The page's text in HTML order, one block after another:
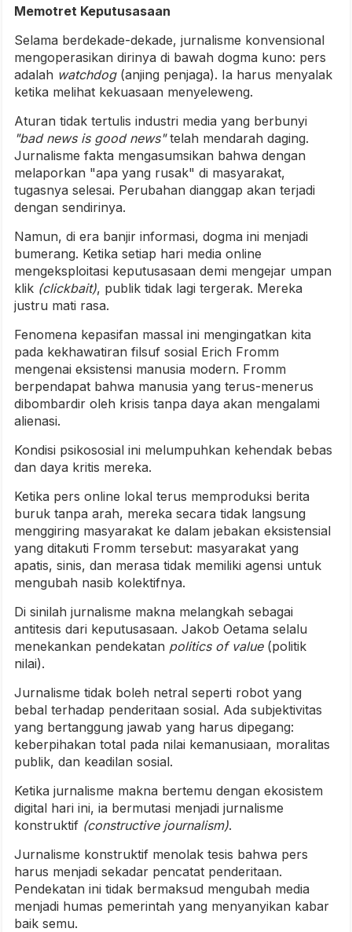
Memotret Keputusasaan
Selama berdekade-dekade, jurnalisme konvensional
mengoperasikan dirinya di bawah dogma kuno: pers
adalah watchdog(anjing penjaga). Ia harus menyalak
ketika melihat kekuasaan menyeleweng.
Aturan tidak tertulis industri media yang berbunyi
"bad news is good news"telah mendarah daging.
Jurnalisme fakta mengasumsikan bahwa dengan
melaporkan "apa yang rusak" di masyarakat,
tugasnya selesai. Perubahan dianggap akan terjadi
dengan sendirinya.
Namun, di era banjir informasi, dogma ini menjadi
bumerang. Ketika setiap hari media online
mengeksploitasi keputusasaan demi mengejar umpan
klik (clickbait), publik tidak lagi tergerak. Mereka
justru mati rasa.
Fenomena kepasifan massal ini mengingatkan kita
pada kekhawatiran filsuf sosial Erich Fromm
mengenai eksistensi manusia modern. Fromm
berpendapat bahwa manusia yang terus-menerus
dibombardir oleh krisis tanpa daya akan mengalami
alienasi.
Kondisi psikososial ini melumpuhkan kehendak bebas
dan daya kritis mereka.
Ketika pers online lokal terus memproduksi berita
buruk tanpa arah, mereka secara tidak langsung
menggiring masyarakat ke dalam jebakan eksistensial
yang ditakuti Fromm tersebut: masyarakat yang
apatis, sinis, dan merasa tidak memiliki agensi untuk
mengubah nasib kolektifnya.
Di sinilah jurnalisme makna melangkah sebagai
antitesis dari keputusasaan. Jakob Oetama selalu
menekankan pendekatan politics of value(politik
nilai).
Jurnalisme tidak boleh netral seperti robot yang
bebal terhadap penderitaan sosial. Ada subjektivitas
yang bertanggung jawab yang harus dipegang:
keberpihakan total pada nilai kemanusiaan, moralitas
publik, dan keadilan sosial.
Ketika jurnalisme makna bertemu dengan ekosistem
digital hari ini, ia bermutasi menjadi jurnalisme
konstruktif (constructive journalism).
Jurnalisme konstruktif menolak tesis bahwa pers
harus menjadi sekadar pencatat penderitaan.
Pendekatan ini tidak bermaksud mengubah media
menjadi humas pemerintah yang menyanyikan kabar
baik semu.